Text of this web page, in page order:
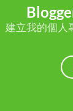
建立我的個人